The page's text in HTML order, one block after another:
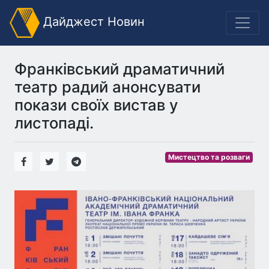
Дайджест Новин
Франківський драматичний
театр радий анонсувати
покази своїх вистав у
листопаді.
Мистецтво та розваги